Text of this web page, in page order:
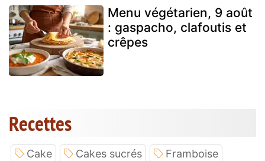
Menu végétarien, 9 août
: gaspacho, clafoutis et
crêpes
Recettes
Cake Cakes sucrés
Framboise